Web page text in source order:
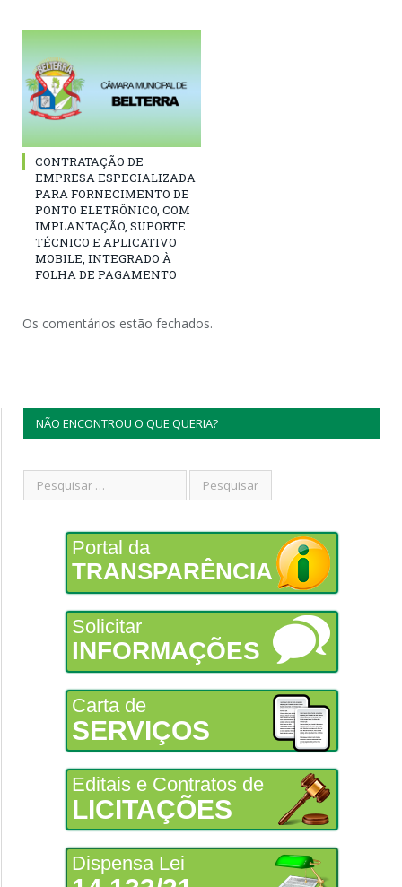
CONTRATAÇÃO DE
EMPRESA ESPECIALIZADA
PARA FORNECIMENTO DE
PONTO ELETRÔNICO, COM
IMPLANTAÇÃO, SUPORTE
TÉCNICO E APLICATIVO
MOBILE, INTEGRADO À
FOLHA DE PAGAMENTO
Os comentários estão fechados.
NÃO ENCONTROU O QUE QUERIA?
Portal da
TRANSPARÊNCIA
Solicitar
INFORMAÇÕES
Carta de
SERVIÇOS
Editais e Contratos de
LICITAÇÕES
Dispensa Lei